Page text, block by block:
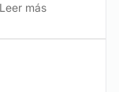
Leer más